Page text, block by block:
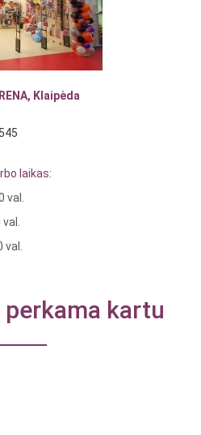
Klaipėda
laikas:
val.
val.
perkama kartu